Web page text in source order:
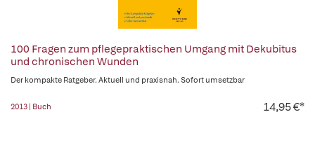
100 Fragen zum pflegepraktischen Umgang mit Dekubitus
und chronischen Wunden
Der kompakte Ratgeber. Aktuell und praxisnah. Sofort umsetzbar
2013 | Buch 14,95 €*